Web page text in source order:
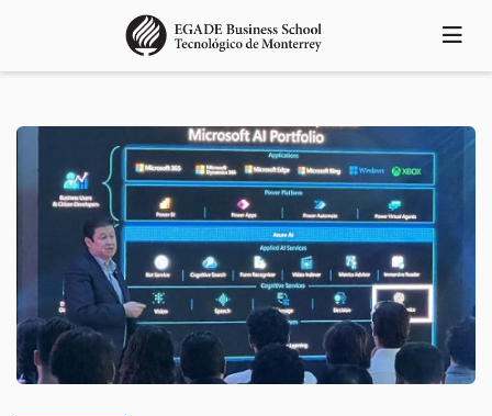
principal